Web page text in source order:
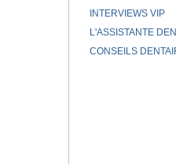
INTERVIEWS VIP
L'ASSISTANTE
CONSEILS